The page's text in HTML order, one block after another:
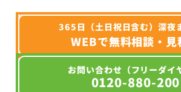
365日（土日祝日含む）深夜
WEBで無料相談・見
お問い合わせ（フリーダイ
0120-880-200